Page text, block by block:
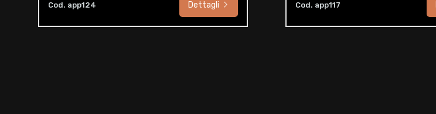
Cod. app124 Dettagli Cod. app117